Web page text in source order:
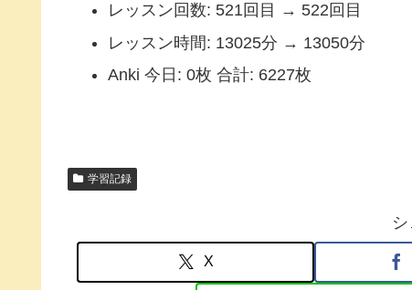
レッスン回数: 521回目 → 522回目
レッスン時間: 13025分 → 13050分
Anki 今日: 0枚 合計: 6227枚
学習記録
X